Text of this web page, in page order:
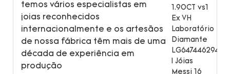
temos vários especialistas em
joias reconhecidos
internacionalmente e os artesãos
de nossa fábrica têm mais de uma
década de experiência em
produção